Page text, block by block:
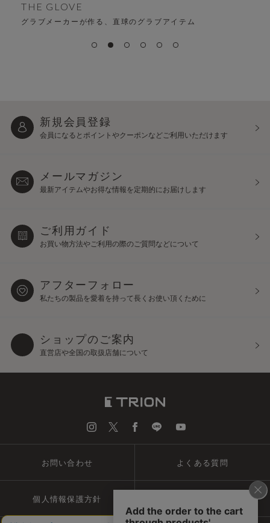
GLOVE
ブメーカーが作る、直球のグラブアイテム
新規会員登録
会員になるとポイントやクーポンなどご利用いただけます
メールマガジン
最新アイテムやお得な情報を定期的にお届けします
ご利用ガイド
お買い物方法やご利用の際のご質問などについて
アフターフォロー
私たちの製品を愛着を持って長くお使い頂くために
ショップのご案内
直営店や全国の取扱店舗について
お問い合わせ よくある質問
個人情報保護方針